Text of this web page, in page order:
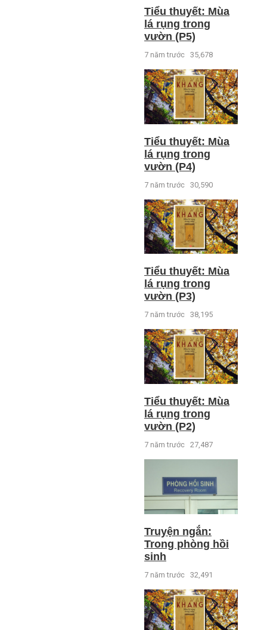
Tiểu thuyết: Mùa
lá rụng trong
vườn (P5)
7 năm trước 35,678
Tiểu thuyết: Mùa
lá rụng trong
vườn (P4)
7 năm trước 30,590
Tiểu thuyết: Mùa
lá rụng trong
vườn (P3)
7 năm trước 38,195
Tiểu thuyết: Mùa
lá rụng trong
vườn (P2)
7 năm trước 27,487
Truyện ngắn:
Trong phòng hồi
sinh
7 năm trước 32,491